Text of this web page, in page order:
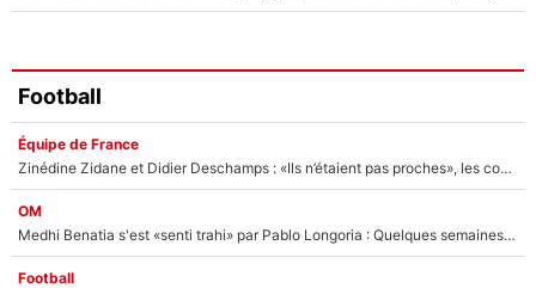
Football
Équipe de France
Zinédine Zidane et Didier Deschamps : «Ils n’étaient pas proches», les confidences d’un membre de l’équipe de France 1998 sur leur relation spéciale
OM
Medhi Benatia s'est «senti trahi» par Pablo Longoria : Quelques semaines après son départ, l'ancien directeur de football de l'OM règle ses comptes
Football